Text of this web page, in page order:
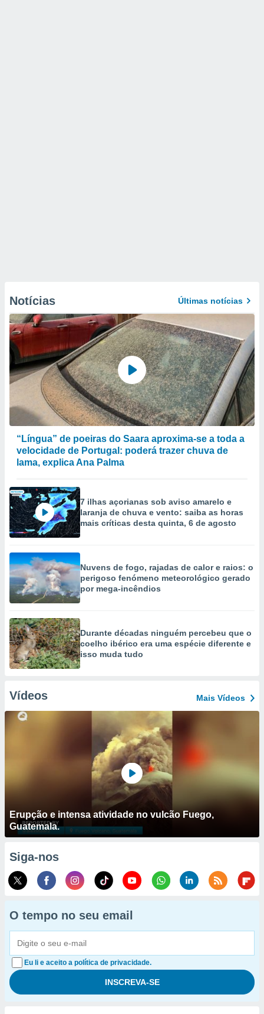
Notícias Últimas notícias
“Língua” de poeiras do Saara aproxima-se a toda a
velocidade de Portugal: poderá trazer chuva de
lama, explica Ana Palma
7 ilhas açorianas sob aviso amarelo e
laranja de chuva e vento: saiba as horas
mais críticas desta quinta, 6 de agosto
Nuvens de fogo, rajadas de calor e raios: o
perigoso fenómeno meteorológico gerado
por mega-incêndios
Durante décadas ninguém percebeu que o
coelho ibérico era uma espécie diferente e
isso muda tudo
Vídeos Mais Vídeos
Erupção e intensa atividade no vulcão Fuego,
Guatemala.
Siga-nos
O tempo no seu email
Eu li e aceito a política de privacidade.